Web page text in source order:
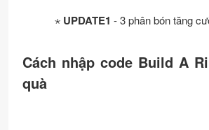
⋆ UPDATE1 - 3 phân bón tăng
Cách nhập code Build A
quà